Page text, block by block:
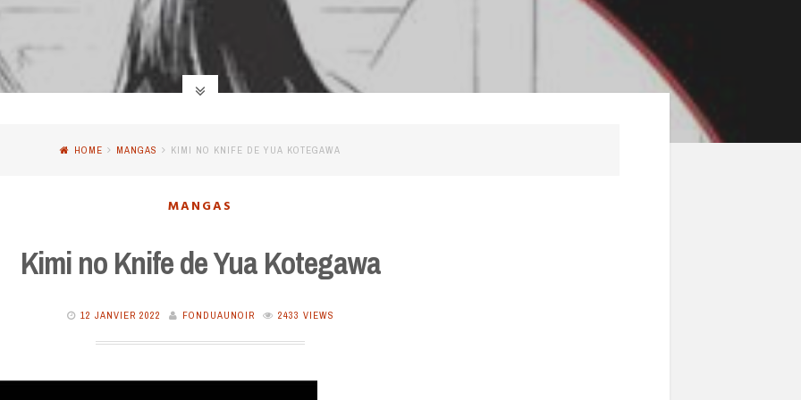
HOME MANGAS KIMI NO KNIFE DE YUA KOTEGAWA
MANGAS
Kimi no Knife de Yua Kotegawa
12 JANVIER 2022 FONDUAUNOIR 2433 VIEWS